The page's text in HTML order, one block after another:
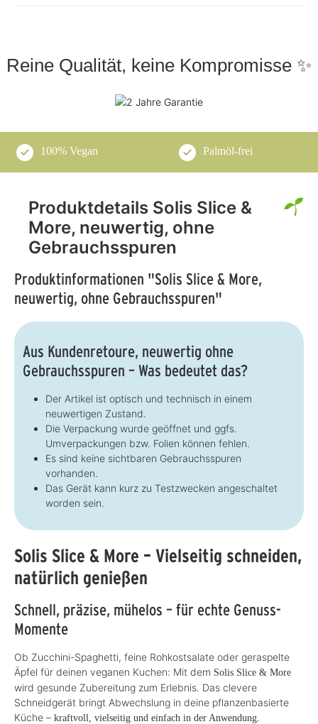
Reine Qualität, keine Kompromisse ✨
100% Vegan Palmöl-frei
Produktdetails Solis Slice &
More, neuwertig, ohne
Gebrauchsspuren
Produktinformationen "Solis Slice & More,
neuwertig, ohne Gebrauchsspuren"
Aus Kundenretoure, neuwertig ohne
Gebrauchsspuren – Was bedeutet das?
Der Artikel ist optisch und technisch in einem
neuwertigen Zustand.
Die Verpackung wurde geöffnet und ggfs.
Umverpackungen bzw. Folien können fehlen.
Es sind keine sichtbaren Gebrauchsspuren
vorhanden.
Das Gerät kann kurz zu Testzwecken angeschaltet
worden sein.
Solis Slice & More – Vielseitig schneiden,
natürlich genießen
Schnell, präzise, mühelos – für echte Genuss-
Momente
Ob Zucchini-Spaghetti, feine Rohkostsalate oder geraspelte
Äpfel für deinen veganen Kuchen: Mit dem Solis Slice & More
wird gesunde Zubereitung zum Erlebnis. Das clevere
Schneidgerät bringt Abwechslung in deine pflanzenbasierte
Küche – kraftvoll, vielseitig und einfach in der Anwendung.